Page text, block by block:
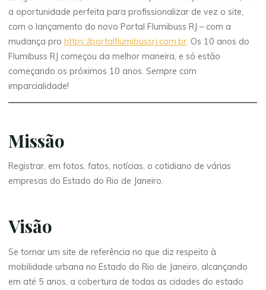
a oportunidade perfeita para profissionalizar de vez o site,
com o lançamento do novo Portal Flumibuss RJ – com a
mudança prohttps://portalflumibussrj.com.br . Os 10 anos do
Flumibuss RJ começou da melhor maneira, e só estão
começando os próximos 10 anos. Sempre com
imparcialidade!
Missão
Registrar, em fotos, fatos, notícias, o cotidiano de várias
empresas do Estado do Rio de Janeiro.
Visão
Se tornar um site de referência no que diz respeito à
mobilidade urbana no Estado do Rio de Janeiro, alcançando
em até 5 anos, a cobertura de todas as cidades do estado